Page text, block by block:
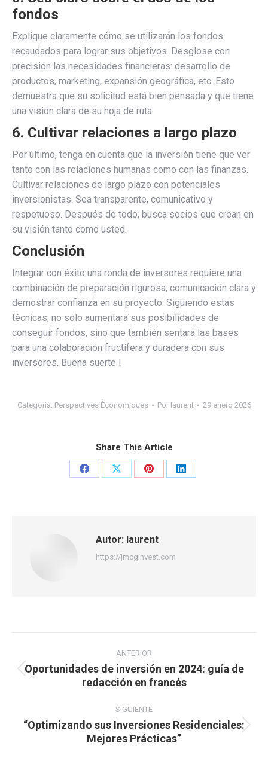
fondos
Explique claramente cómo se utilizarán los fondos
recaudados para lograr sus objetivos. Desglose con
precisión las necesidades financieras: desarrollo de
productos, marketing, expansión geográfica, etc. Esto
demuestra que su solicitud está bien pensada y que tiene
una visión clara de su hoja de ruta.
6. Cultivar relaciones a largo plazo
Por último, tenga en cuenta que la inversión tiene que ver
tanto con las relaciones humanas como con las finanzas.
Cultivar relaciones de largo plazo con potenciales
inversionistas. Sea transparente, comunicativo y
respetuoso. Después de todo, busca socios que crean en
su visión tanto como usted.
Conclusión
Integrar con éxito una ronda de inversores requiere una
combinación de preparación rigurosa, comunicación clara y
demostrar confianza en su proyecto. Siguiendo estas
técnicas, no sólo aumentará sus posibilidades de
conseguir fondos, sino que también sentará las bases
para una colaboración fructífera y duradera con sus
inversores. Buena suerte !
Categoría: Perspectives Économiques Por laurent 29 enero 2026
Share This Article
Share
Share
Share
Share
Autor: laurent
https://jmcginvest.com
entre
publicaciones
ANTERIOR
Publicación
anterior:
Oportunidades de inversión en 2024: guía de
redacción en francés
SIGUIENTE
Publicación
siguiente:
“Optimizando sus Inversiones Residenciales:
Mejores Prácticas”